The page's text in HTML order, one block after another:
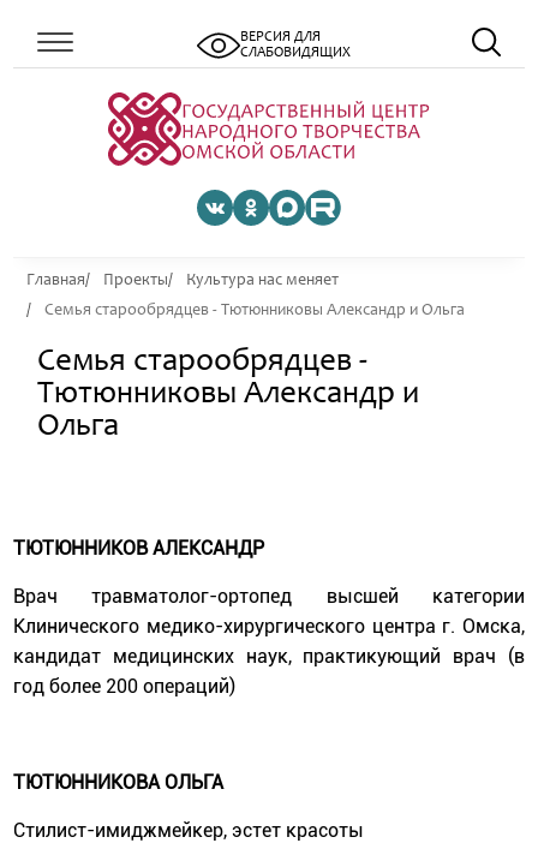
ВЕРСИЯ ДЛЯ
СЛАБОВИДЯЩИХ
Главная Проекты
Культура нас меняет
Семья старообрядцев - Тютюнниковы Александр и Ольга
Семья старообрядцев -
Тютюнниковы Александр и
Ольга
ТЮТЮННИКОВ АЛЕКСАНДР
Врач травматолог-ортопед высшей категории
Клинического медико-хирургического центра г. Омска,
кандидат медицинских наук, практикующий врач (в
год более 200 операций)
ТЮТЮННИКОВА ОЛЬГА
Стилист-имиджмейкер, эстет красоты